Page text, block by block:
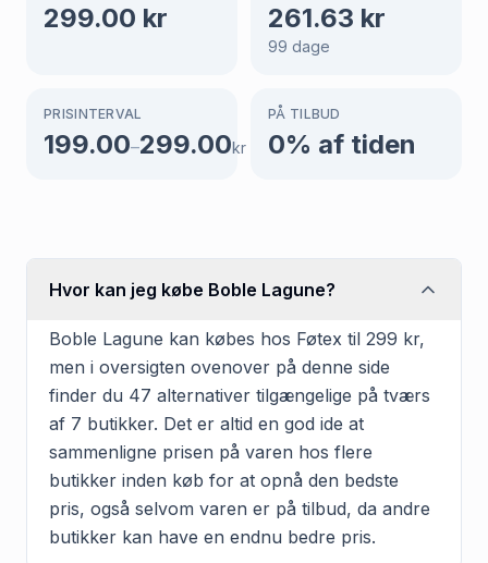
299.00 kr 261.63 kr
99 dage
PRISINTERVAL
199.00–299.00kr
PÅ TILBUD
0% af tiden
Hvor kan jeg købe Boble Lagune?
Boble Lagune kan købes hos Føtex til 299 kr,
men i oversigten ovenover på denne side
finder du 47 alternativer tilgængelige på tværs
af 7 butikker. Det er altid en god ide at
sammenligne prisen på varen hos flere
butikker inden køb for at opnå den bedste
pris, også selvom varen er på tilbud, da andre
butikker kan have en endnu bedre pris.